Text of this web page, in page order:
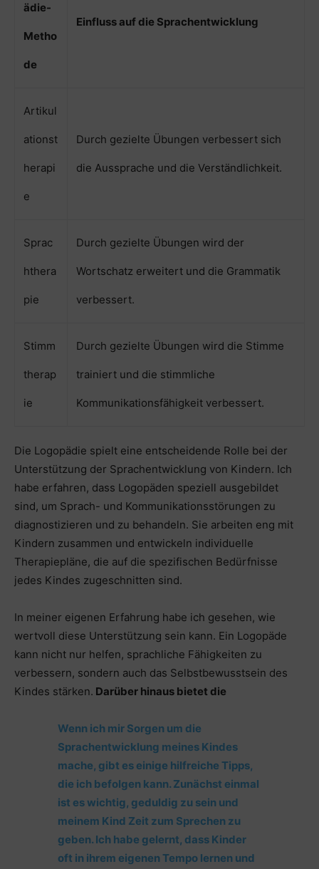
ädie-
Metho
de
Einfluss auf die Sprachentwicklung
Artikul
ationst
herapi
e
Durch gezielte Übungen verbessert sich
die Aussprache und die Verständlichkeit.
Sprac
hthera
pie
Durch gezielte Übungen wird der
Wortschatz erweitert und die Grammatik
verbessert.
Stimm
therap
ie
Durch gezielte Übungen wird die Stimme
trainiert und die stimmliche
Kommunikationsfähigkeit verbessert.
Die Logopädie spielt eine entscheidende Rolle bei der
Unterstützung der Sprachentwicklung von Kindern. Ich
habe erfahren, dass Logopäden speziell ausgebildet
sind, um Sprach- und Kommunikationsstörungen zu
diagnostizieren und zu behandeln. Sie arbeiten eng mit
Kindern zusammen und entwickeln individuelle
Therapiepläne, die auf die spezifischen Bedürfnisse
jedes Kindes zugeschnitten sind.
In meiner eigenen Erfahrung habe ich gesehen, wie
wertvoll diese Unterstützung sein kann. Ein Logopäde
kann nicht nur helfen, sprachliche Fähigkeiten zu
verbessern, sondern auch das Selbstbewusstsein des
Kindes stärken. Darüber hinaus bietet die
Wenn ich mir Sorgen um die
Sprachentwicklung meines Kindes
mache, gibt es einige hilfreiche Tipps,
die ich befolgen kann. Zunächst einmal
ist es wichtig, geduldig zu sein und
meinem Kind Zeit zum Sprechen zu
geben. Ich habe gelernt, dass Kinder
oft in ihrem eigenen Tempo lernen und